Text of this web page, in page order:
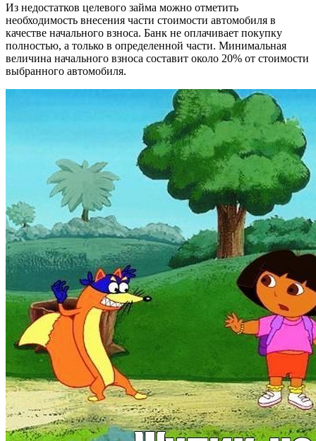
Из недостатков целевого займа можно отметить
необходимость внесения части стоимости автомобиля в
качестве начального взноса. Банк не оплачивает покупку
полностью, а только в определенной части. Минимальная
величина начального взноса составит около 20% от стоимости
выбранного автомобиля.